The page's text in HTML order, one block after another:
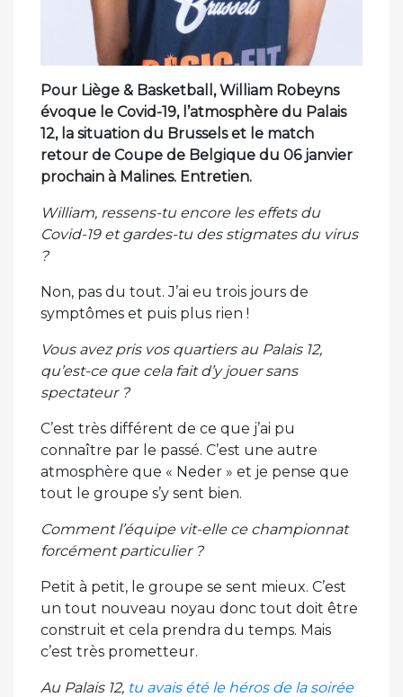
Pour Liège & Basketball, William Robeyns
évoque le Covid-19, l’atmosphère du Palais
12, la situation du Brussels et le match
retour de Coupe de Belgique du 06 janvier
prochain à Malines. Entretien.
William, ressens-tu encore les effets du
Covid-19 et gardes-tu des stigmates du virus
?
Non, pas du tout. J’ai eu trois jours de
symptômes et puis plus rien !
Vous avez pris vos quartiers au Palais 12,
qu’est-ce que cela fait d’y jouer sans
spectateur ?
C’est très différent de ce que j’ai pu
connaître par le passé. C’est une autre
atmosphère que « Neder » et je pense que
tout le groupe s’y sent bien.
Comment l’équipe vit-elle ce championnat
forcément particulier ?
Petit à petit, le groupe se sent mieux. C’est
un tout nouveau noyau donc tout doit être
construit et cela prendra du temps. Mais
c’est très prometteur.
Au Palais 12, tu avais été le héros de la soirée